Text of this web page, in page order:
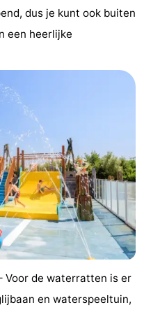
dus je kunt ook buiten
een heerlijke
Voor de waterratten is er
en waterspeeltuin,